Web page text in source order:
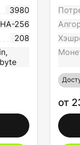
3980
256
208
от